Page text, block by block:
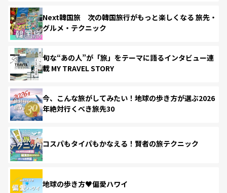
Next韓国旅 次の韓国旅行がもっと楽しくなる 旅先・
グルメ・テクニック
旬な“あの人”が「旅」をテーマに語るインタビュー連
載 MY TRAVEL STORY
今、こんな旅がしてみたい！地球の歩き方が選ぶ2026
年絶対行くべき旅先30
コスパもタイパもかなえる！賢者の旅テクニック
地球の歩き方♥偏愛ハワイ